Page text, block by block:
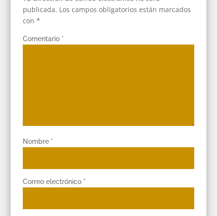
publicada. Los campos obligatorios están marcados
con*
Comentario *
Nombre *
Correo electrónico *